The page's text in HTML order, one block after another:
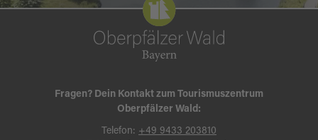
Fragen? Dein Kontakt zum Tourismuszentrum
Oberpfälzer Wald:
Telefon: +49 9433 203810